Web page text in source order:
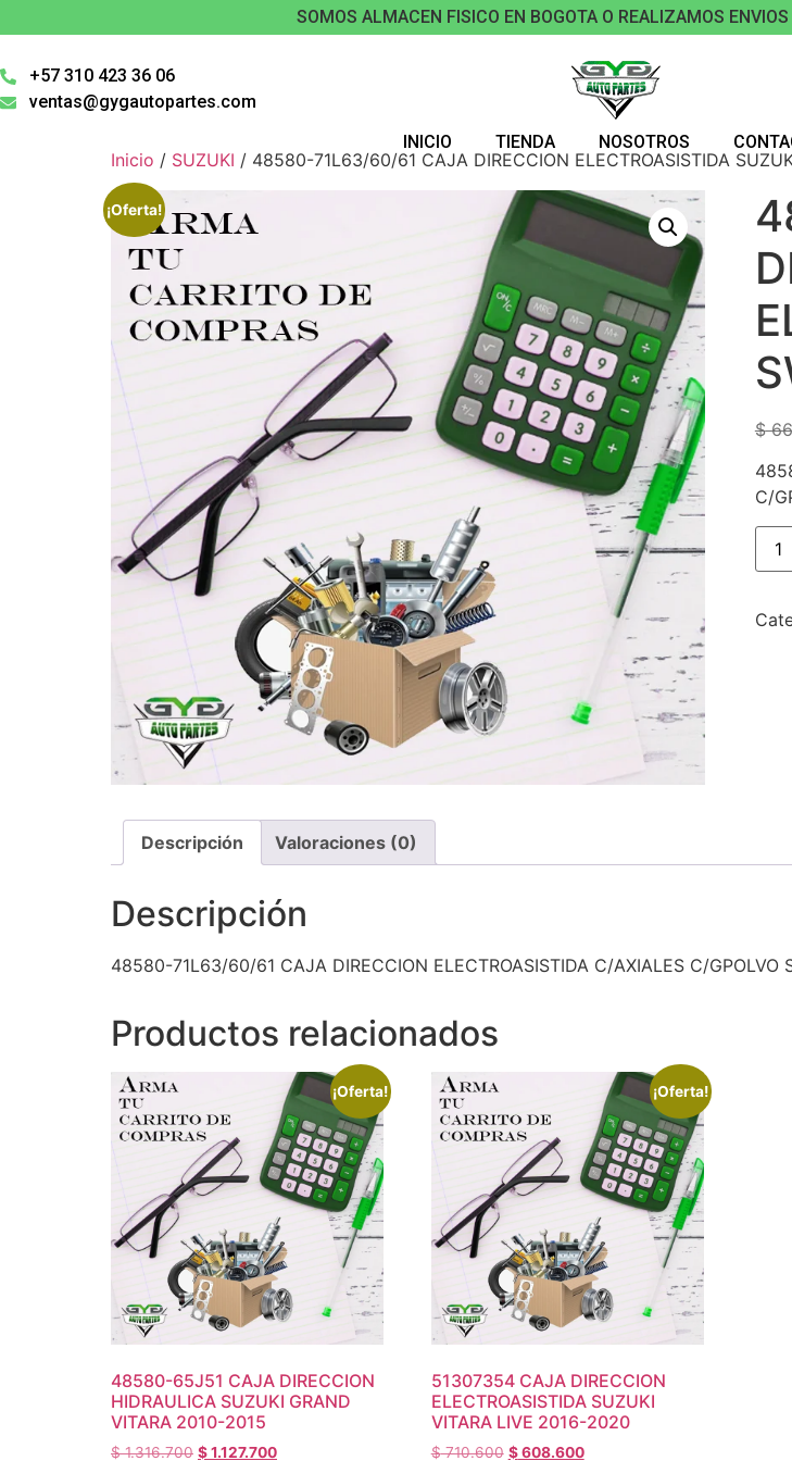
SOMOS ALMACEN FISICO EN BOGOTA O REALIZAMOS
+57 310 423 36 06
ventas@gygautopartes.com
INICIO TIENDA NOSOTROS
Inicio / SUZUKI / 48580-71L63/60/61 CAJA DIRECCION ELECTROASISTIDA
¡Oferta!
$
C/
Descripción Valoraciones (0)
Descripción
48580-71L63/60/61 CAJA DIRECCION ELECTROASISTIDA C/AXIALES C/GPOLVO
Productos relacionados
¡Oferta!
48580-65J51 CAJA DIRECCION
HIDRAULICA SUZUKI GRAND
VITARA 2010-2015
$1.316.700 $1.127.700
¡Oferta!
51307354 CAJA DIRECCION
ELECTROASISTIDA SUZUKI
VITARA LIVE 2016-2020
$710.600 $608.600